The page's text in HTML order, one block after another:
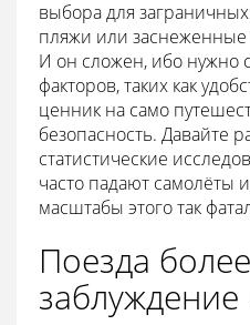
выбора для
пляжи или
И он сложен, ибо нужно
факторов, таких как
ценник на само
безопасность. Давайте
статистические
часто падают самолёты
масштабы этого так
Поезда
заблуждение